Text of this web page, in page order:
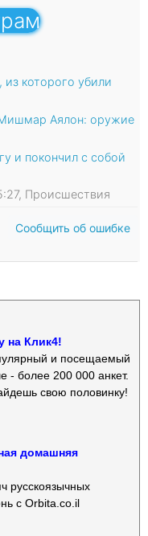
которого убили
Мишмар Аялон: оружие
и покончил с собой
Происшествия
Сообщить об ошибке
на Клик4!
и посещаемый
- более 200 000 анкет.
свою половинку!
домашняя
русскоязычных
с Orbita.co.il